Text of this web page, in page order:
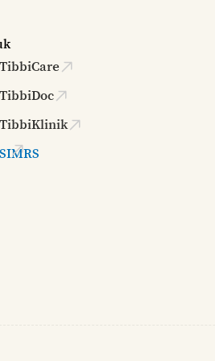
TibbiCare
TibbiDoc
TibbiKlinik
SIMRS